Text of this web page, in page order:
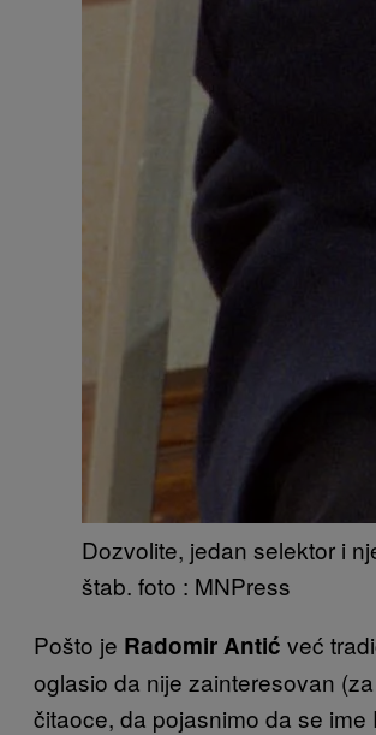
Dozvolite, jedan selektor i
štab. foto : MNPress
Pošto je Radomir Antić već
oglasio da nije zainteresovan
čitaoce, da pojasnimo da se ime